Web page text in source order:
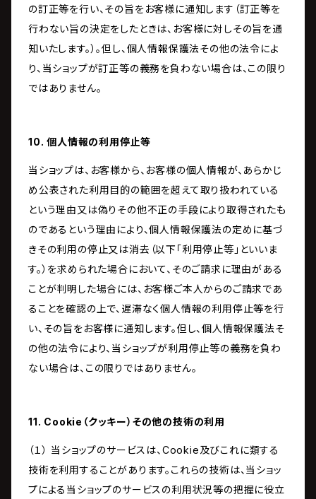
の訂正等を行い、その旨をお客様に通知します（訂正等を
行わない旨の決定をしたときは、お客様に対しその旨を通
知いたします。）。但し、個人情報保護法その他の法令によ
り、当ショップが訂正等の義務を負わない場合は、この限り
ではありません。
10. 個人情報の利用停止等
当ショップは、お客様から、お客様の個人情報が、あらかじ
め公表された利用目的の範囲を超えて取り扱われている
という理由又は偽りその他不正の手段により取得されたも
のであるという理由により、個人情報保護法の定めに基づ
きその利用の停止又は消去（以下「利用停止等」といいま
す。）を求められた場合において、そのご請求に理由がある
ことが判明した場合には、お客様ご本人からのご請求であ
ることを確認の上で、遅滞なく個人情報の利用停止等を行
い、その旨をお客様に通知します。但し、個人情報保護法そ
の他の法令により、当ショップが利用停止等の義務を負わ
ない場合は、この限りではありません。
11. Cookie（クッキー）その他の技術の利用
（１） 当ショップのサービスは、Cookie及びこれに類する
技術を利用することがあります。これらの技術は、当ショッ
プによる当ショップのサービスの利用状況等の把握に役立